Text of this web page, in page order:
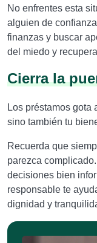
No enfrentes esta
alguien de
finanzas y buscar
del miedo y
Cierra la
Los préstamos gota
sino también tu
Recuerda que
parezca
decisiones bien
responsable te
dignidad y